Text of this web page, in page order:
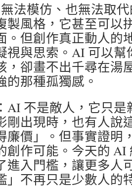
法模仿、也無法取
製風格，它甚至可以
。但創作真正動人的
視與思索。AI 可以
，卻畫不出千尋在湯
的那種孤獨感。
AI 不是敵人，它只
剛出現時，也有人說
廉價」。但事實證明
創作可能。今天的
入門檻，讓更多人
」不再只是少數人的